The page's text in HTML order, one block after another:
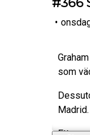
•
som
Madrid.